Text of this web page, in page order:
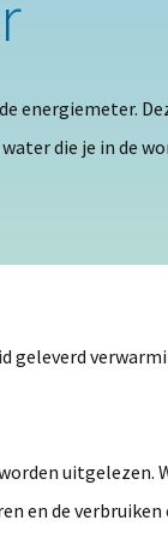
energiemeter.
die je in de
geleverd
uitgelezen.
en de verbruiken